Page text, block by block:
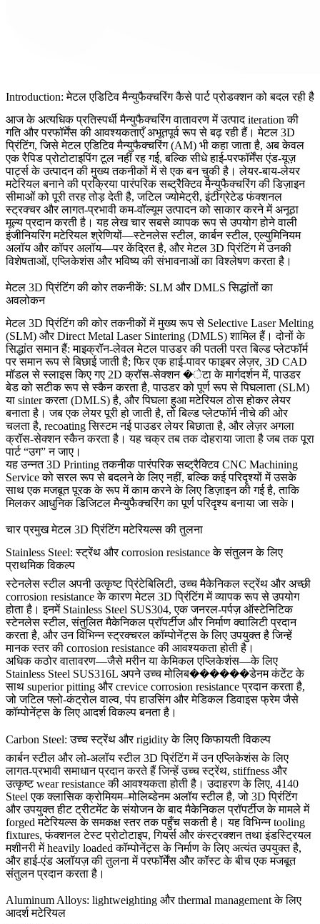
Introduction: मेटल एडिटिव मैन्युफैक्चरिंग कैसे पार्ट प्रोडक्शन को बदल रही है
आज के अत्यधिक प्रतिस्पर्धी मैन्युफैक्चरिंग वातावरण में उत्पाद iteration की
गति और परफॉर्मेंस की आवश्यकताएँ अभूतपूर्व रूप से बढ़ रही हैं। मेटल 3D
प्रिंटिंग, जिसे मेटल एडिटिव मैन्युफैक्चरिंग (AM) भी कहा जाता है, अब केवल
एक रैपिड प्रोटोटाइपिंग टूल नहीं रह गई, बल्कि सीधे हाई-परफॉर्मेंस एंड-यूज़
पार्ट्स के उत्पादन कीमुख्य तकनीकोंमें से एक बन चुकी है। लेयर-बाय-लेयर
मटेरियल बनाने की प्रक्रिया पारंपरिक सब्ट्रैक्टिव मैन्युफैक्चरिंग की डिज़ाइन
सीमाओं को पूरी तरह तोड़ देती है, जटिल ज्योमेट्री, इंटीग्रेटेड फंक्शनल
स्ट्रक्चर और लागत-प्रभावी कम-वॉल्यूम उत्पादन को साकार करने में अनूठा
मूल्य प्रदान करती है। यह लेख चार सबसे व्यापक रूप से उपयोग होने वाली
इंजीनियरिंग मटेरियल श्रेणियों—स्टेनलेस स्टील, कार्बन स्टील, एल्युमिनियम
अलॉय और कॉपर अलॉय—पर केंद्रित है, और मेटल 3D प्रिंटिंग में उनकी
विशेषताओं, एप्लिकेशंस और भविष्य की संभावनाओं का विश्लेषण करता है।
मेटल 3D प्रिंटिंग की कोर तकनीकें: SLM और DMLS सिद्धांतों का
अवलोकन
मेटल 3D प्रिंटिंग की कोर तकनीकों में मुख्य रूप से Selective Laser Melting
(SLM) और Direct Metal Laser Sintering (DMLS) शामिल हैं। दोनों के
सिद्धांत समान हैं: माइक्रॉन-लेवल मेटल पाउडर की पतली परत बिल्ड प्लेटफॉर्म
पर समान रूप से बिछाई जाती है; फिर एक हाई-पावर फाइबर लेज़र, 3D CAD
मॉडल से स्लाइस किए गए 2D क्रॉस-सेक्शन �ेटा के मार्गदर्शन में, पाउडर
बेड को सटीक रूप से स्कैन करता है, पाउडर को पूर्ण रूप से पिघलाता (SLM)
या sinter करता (DMLS) है, और पिघला हुआ मटेरियल ठोस होकर लेयर
बनाता है। जब एक लेयर पूरी हो जाती है, तो बिल्ड प्लेटफॉर्म नीचे की ओर
चलता है, recoating सिस्टम नई पाउडर लेयर बिछाता है, और लेज़र अगला
क्रॉस-सेक्शन स्कैन करता है। यह चक्र तब तक दोहराया जाता है जब तक पूरा
पार्ट “उग” न जाए।
यह उन्नत3D Printingतकनीक पारंपरिक सब्ट्रैक्टिव CNC Machining
Serviceको सरल रूप से बदलने के लिए नहीं, बल्कि कई परिदृश्यों में उसके
साथ एक मजबूत पूरक के रूप में काम करने के लिए डिज़ाइन की गई है, ताकि
मिलकर आधुनिक डिजिटल मैन्युफैक्चरिंग का पूर्ण परिदृश्य बनाया जा सके।
चार प्रमुख मेटल 3D प्रिंटिंग मटेरियल्स की तुलना
Stainless Steel: स्ट्रेंथ और corrosion resistance के संतुलन के लिए
प्राथमिक विकल्प
स्टेनलेस स्टील अपनी उत्कृष्ट प्रिंटेबिलिटी, उच्च मैकेनिकल स्ट्रेंथ और अच्छी
corrosion resistance के कारण मेटल 3D प्रिंटिंग में व्यापक रूप से उपयोग
होता है। इनमें Stainless Steel SUS304, एक जनरल-पर्पज़ ऑस्टेनिटिक
स्टेनलेस स्टील, संतुलित मैकेनिकल प्रॉपर्टीज और निर्माण क्वालिटी प्रदान
करता है, और उन विभिन्न स्ट्रक्चरल कॉम्पोनेंट्स के लिए उपयुक्त है जिन्हें
मानक स्तर की corrosion resistance की आवश्यकता होती है।
अधिक कठोर वातावरण—जैसे मरीन या केमिकल एप्लिकेशंस—के लिए
Stainless Steel SUS316L अपने उच्च मोलिब������डेनम कंटेंट के
साथ superior pitting और crevice corrosion resistance प्रदान करता है,
जो जटिल फ्लो-कंट्रोल वाल्व, पंप हाउसिंग और मेडिकल डिवाइस फ्रेम जैसे
कॉम्पोनेंट्स के लिए आदर्श विकल्प बनता है।
Carbon Steel: उच्च स्ट्रेंथ और rigidity के लिए किफायती विकल्प
कार्बन स्टील और लो-अलॉय स्टील 3D प्रिंटिंग में उन एप्लिकेशंस के लिए
लागत-प्रभावी समाधान प्रदान करते हैं जिन्हें उच्च स्ट्रेंथ, stiffness और
उत्कृष्ट wear resistance की आवश्यकता होती है। उदाहरण के लिए, 4140
Steel एक क्लासिक क्रोमियम–मोलिब्डेनम अलॉय स्टील है, जो 3D प्रिंटिंग
और उपयुक्त हीट ट्रीटमेंट के संयोजन के बाद मैकेनिकल प्रॉपर्टीज के मामले में
forged मटेरियल्स के समकक्ष स्तर तक पहुँच सकती है। यह विभिन्न tooling
fixtures, फंक्शनल टेस्ट प्रोटोटाइप, गियर्स और कंस्ट्रक्शन तथा इंडस्ट्रियल
मशीनरी में heavily loaded कॉम्पोनेंट्स के निर्माण के लिए अत्यंत उपयुक्त है,
और हाई-एंड अलॉयज़ की तुलना में परफॉर्मेंस और कॉस्ट के बीच एक मजबूत
संतुलन प्रदान करता है।
Aluminum Alloys: lightweighting और thermal management के लिए
आदर्श मटेरियल